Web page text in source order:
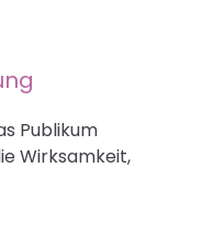
Publikum
Wirksamkeit,